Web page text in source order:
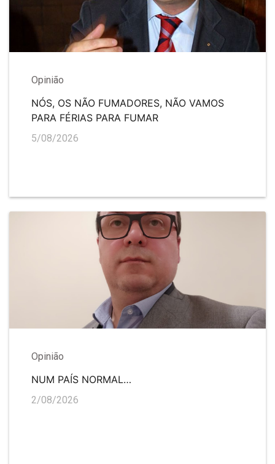
Opinião
NÓS, OS NÃO FUMADORES, NÃO VAMOS
PARA FÉRIAS PARA FUMAR
5/08/2026
Opinião
NUM PAÍS NORMAL…
2/08/2026